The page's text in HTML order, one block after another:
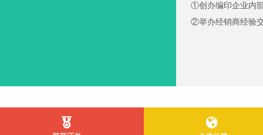
①创办编印企业内
②举办经销商经验